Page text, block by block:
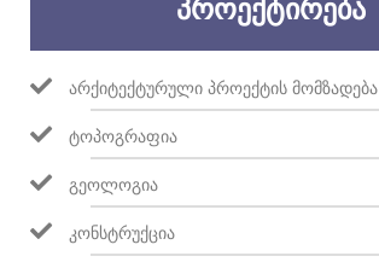
ᲞᲠᲝᲔᲥᲢᲘᲠᲔᲑᲐ
ᲐᲠᲥᲘᲢᲔᲥᲢᲣᲠᲣᲚᲘ ᲞᲠᲝᲔᲥᲢᲘᲡ ᲛᲝᲛᲖᲐᲓᲔᲑᲐ
ᲢᲝᲞᲝᲒᲠᲐᲤᲘᲐ
ᲒᲔᲝᲚᲝᲒᲘᲐ
ᲙᲝᲜᲡᲢᲠᲣᲥᲪᲘᲐ